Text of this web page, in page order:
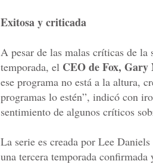
Exitosa y criticada
A pesar de las malas críticas de
temporada, el CEO de Fox, Gary
ese programa no está a la altura,
programas lo estén”, indicó con
sentimiento de algunos críticos
La serie es creada por Lee
una tercera temporada